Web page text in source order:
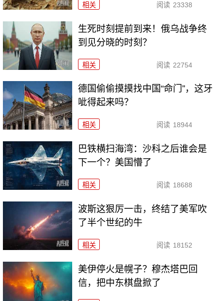
相关 阅读 23338
生死时刻提前到来！俄乌战争终
到见分晓的时刻？
相关 阅读 22754
德国偷偷摸摸找中国“命门”，这牙
呲得起来吗？
相关 阅读 18944
巴铁横扫海湾：沙科之后谁会是
下一个？美国懵了
相关 阅读 18688
波斯这狠厉一击，终结了美军吹
了半个世纪的牛
相关 阅读 18152
美伊停火是幌子？穆杰塔巴回
信，把中东棋盘掀了